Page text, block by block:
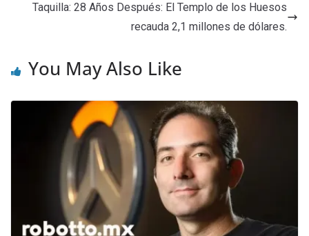
Taquilla: 28 Años Después: El Templo de los Huesos
recauda 2,1 millones de dólares.
You May Also Like